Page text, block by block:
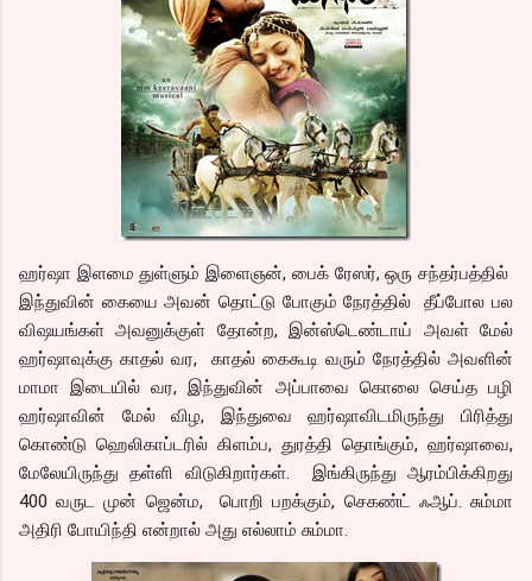
ஹர்ஷா இளமை துள்ளும் இளைஞன், பைக் ரேஸர், ஒரு சந்தர்பத்தில்
இந்துவின் கையை அவன் தொட்டு போகும் நேரத்தில் தீப்போல பல
விஷயங்கள் அவனுக்குள் தோன்ற, இன்ஸ்டெண்டாய் அவள் மேல்
ஹர்ஷாவுக்கு காதல் வர, காதல் கைகூடி வரும் நேரத்தில் அவளின்
மாமா இடையில் வர, இந்துவின் அப்பாவை கொலை செய்த பழி
ஹர்ஷாவின் மேல் விழ, இந்துவை ஹர்ஷாவிடமிருந்து பிரித்து
கொண்டு ஹெலிகாப்டரில் கிளம்ப, துரத்தி தொங்கும், ஹர்ஷாவை,
மேலேயிருந்து தள்ளி விடுகிறார்கள். இங்கிருந்து ஆரம்பிக்கிறது
400 வருட முன் ஜென்ம, பொறி பறக்கும், செகண்ட் ஃஆப். சும்மா
அதிரி போயிந்தி என்றால் அது எல்லாம் சும்மா.